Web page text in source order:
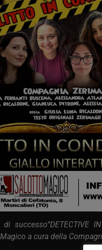
successo“DETECTIVE
a cura della